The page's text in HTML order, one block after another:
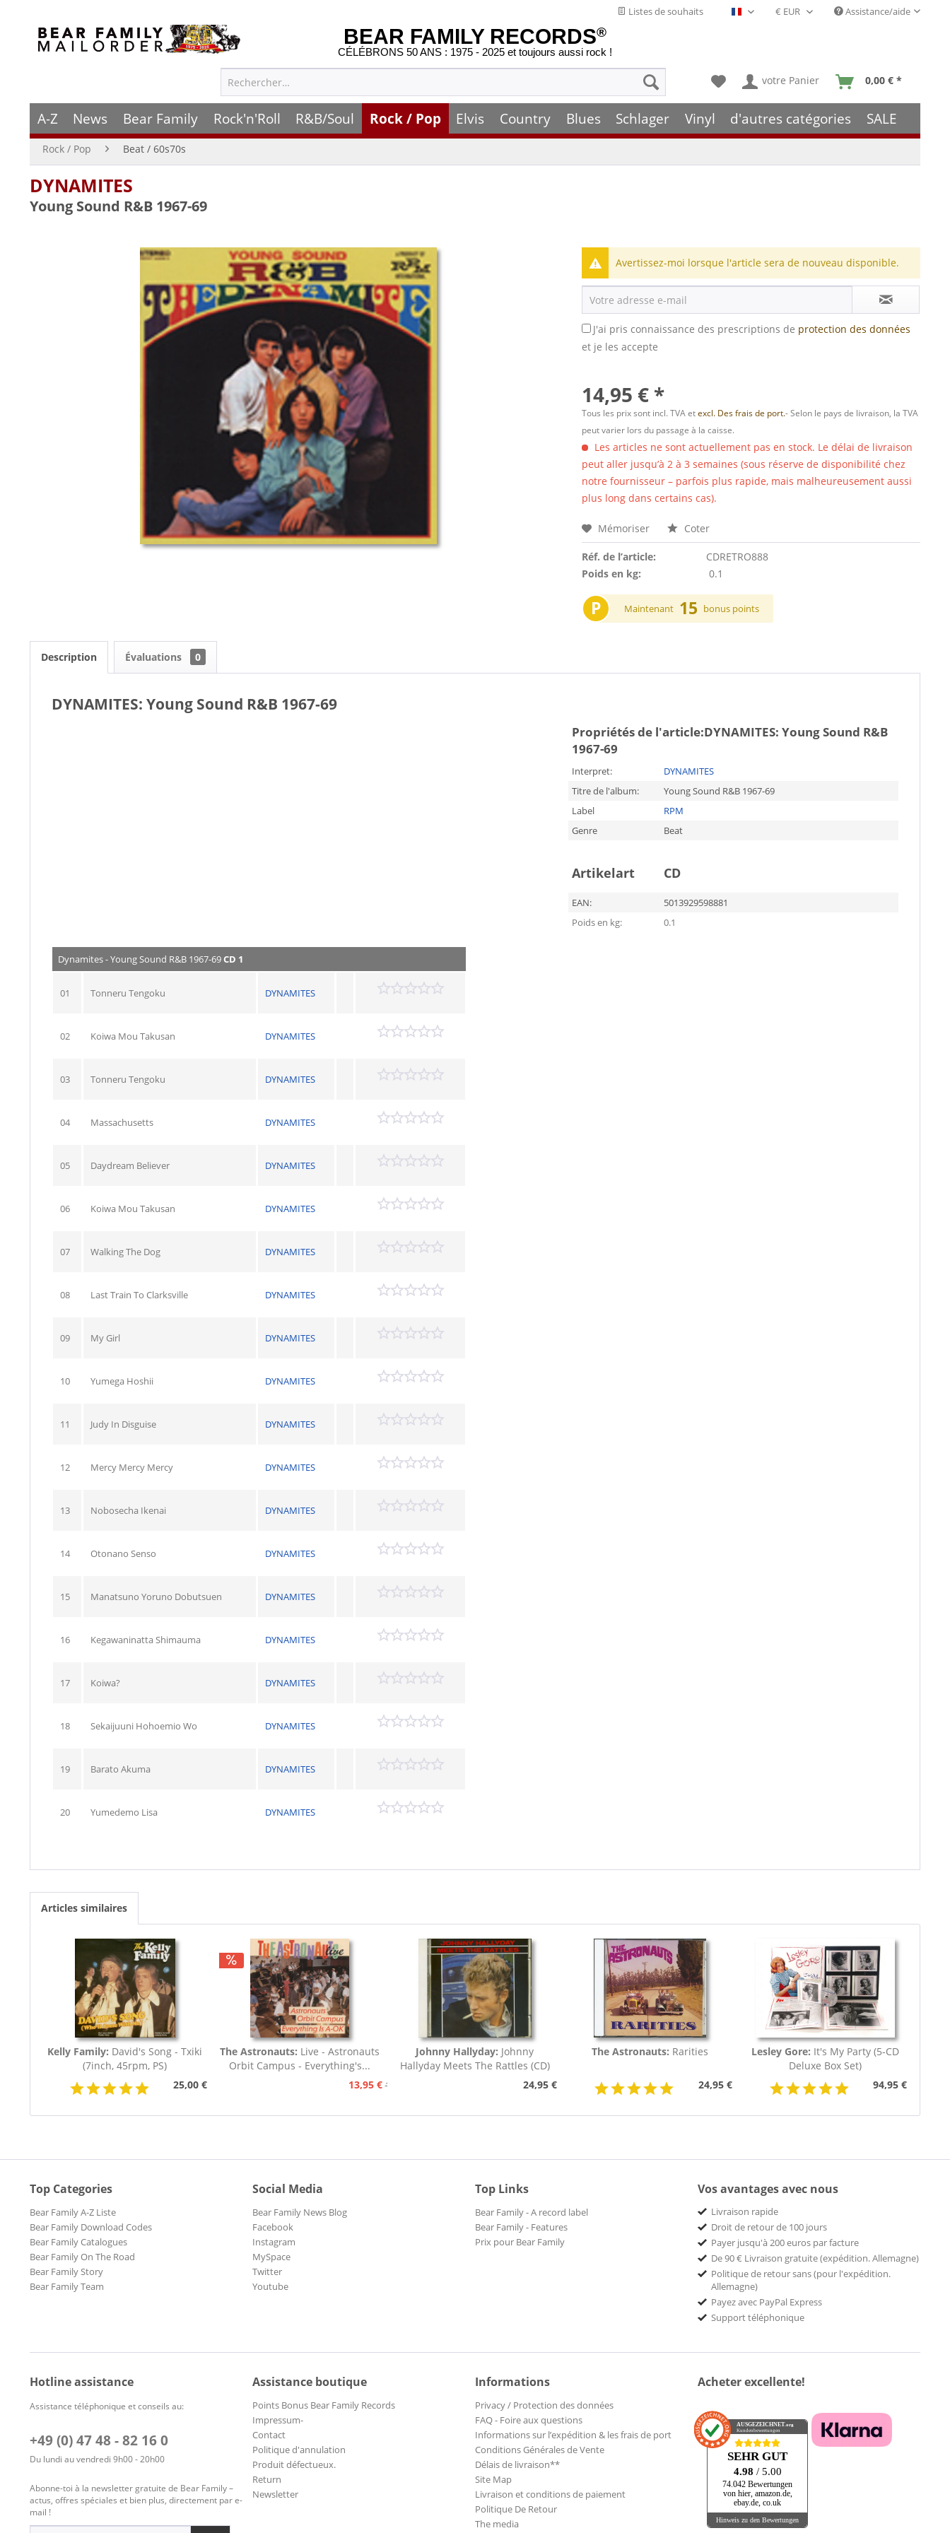
Listes de souhaits Français- FR Assistance/aide
BEAR FAMILY RECORDS®
CÉLÉBRONS 50 ANS : 1975 - 2025 et toujours aussi rock !
votre Panier 0,00 € *
A-Z News Bear Family Rock'n'Roll R&B/Soul Rock / Pop Elvis Country Blues Schlager Vinyl d'autres catégories SALE
Rock / Pop Beat / 60s70s
DYNAMITES
Young Sound R&B 1967-69
Avertissez-moi lorsque l'article sera de nouveau disponible.
J'ai pris connaissance des prescriptions de protection des données
et je les accepte
14,95 € *
Tous les prix sont incl. TVA etexcl. Des frais de port.- Selon le pays de livraison, la TVA
peut varier lors du passage à la caisse.
Les articles ne sont actuellement pas en stock. Le délai de livraison
peut aller jusqu’à 2 à 3 semaines (sous réserve de disponibilité chez
notre fournisseur – parfois plus rapide, mais malheureusement aussi
plus long dans certains cas).
Mémoriser Coter
Réf. de l’article:
CDRETRO888
Poids en kg:
0.1
P Maintenant 15 bonus points
Description Évaluations 0
DYNAMITES: Young Sound R&B 1967-69
Propriétés de l'article:DYNAMITES: Young Sound R&B
1967-69
Interpret:
DYNAMITES
Titre de l'album:
Young Sound R&B 1967-69
Label
RPM
Genre
Beat
Artikelart CD
EAN:
5013929598881
Poids en kg:
0.1
Dynamites - Young Sound R&B 1967-69CD 1
01 Tonneru Tengoku DYNAMITES
02 Koiwa Mou Takusan DYNAMITES
03 Tonneru Tengoku DYNAMITES
04 Massachusetts DYNAMITES
05 Daydream Believer DYNAMITES
06 Koiwa Mou Takusan DYNAMITES
07 Walking The Dog DYNAMITES
08 Last Train To Clarksville DYNAMITES
09 My Girl DYNAMITES
10 Yumega Hoshii DYNAMITES
11 Judy In Disguise DYNAMITES
12 Mercy Mercy Mercy DYNAMITES
13 Nobosecha Ikenai DYNAMITES
14 Otonano Senso DYNAMITES
15 Manatsuno Yoruno Dobutsuen DYNAMITES
16 Kegawaninatta Shimauma DYNAMITES
17 Koiwa? DYNAMITES
18 Sekaijuuni Hohoemio Wo DYNAMITES
19 Barato Akuma DYNAMITES
20 Yumedemo Lisa DYNAMITES
Articles similaires
Kelly Family: David's Song - Txiki
(7inch, 45rpm, PS)
25,00 €
The Astronauts: Live - Astronauts
Orbit Campus - Everything's...
13,95 € 15,95 €
Johnny Hallyday: Johnny
Hallyday Meets The Rattles (CD)
24,95 €
The Astronauts: Rarities
24,95 €
Lesley Gore: It's My Party (5-CD
Deluxe Box Set)
94,95 €
Top Categories
Bear Family A-Z Liste
Bear Family Download Codes
Bear Family Catalogues
Bear Family On The Road
Bear Family Story
Bear Family Team
Social Media
Bear Family News Blog
Facebook
Instagram
MySpace
Twitter
Youtube
Top Links
Bear Family - A record label
Bear Family - Features
Prix pour Bear Family
Vos avantages avec nous
Livraison rapide
Droit de retour de 100 jours
Payer jusqu'à 200 euros par facture
De 90 € Livraison gratuite (expédition. Allemagne)
Politique de retour sans (pour l'expédition.
Allemagne)
Payez avec PayPal Express
Support téléphonique
Hotline assistance
Assistance téléphonique et conseils au:
+49 (0) 47 48 - 82 16 0
Du lundi au vendredi 9h00 - 20h00
Abonne-toi à la newsletter gratuite de Bear Family –
actus, offres spéciales et bien plus, directement par e-
mail !
Assistance boutique
Points Bonus Bear Family Records
Impressum-
Contact
Politique d'annulation
Produit défectueux.
Return
Newsletter
Informations
Privacy / Protection des données
FAQ - Foire aux questions
Informations sur l’expédition & les frais de port
Conditions Générales de Vente
Délais de livraison**
Site Map
Livraison et conditions de paiement
Politique De Retour
The media
Acheter excellente!
AUSGEZEICHNET.org
Kundenbewertungen
SEHR GUT
4.98 / 5.00
74.042 Bewertungen
von hier, amazon.de,
ebay.de, co.uk
Hinweis zu den Bewertungen